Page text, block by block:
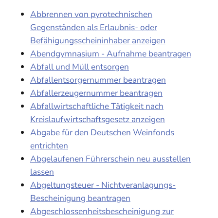
Abbrennen von pyrotechnischen
Gegenständen als Erlaubnis- oder
Befähigungsscheininhaber anzeigen
Abendgymnasium - Aufnahme beantragen
Abfall und Müll entsorgen
Abfallentsorgernummer beantragen
Abfallerzeugernummer beantragen
Abfallwirtschaftliche Tätigkeit nach
Kreislaufwirtschaftsgesetz anzeigen
Abgabe für den Deutschen Weinfonds
entrichten
Abgelaufenen Führerschein neu ausstellen
lassen
Abgeltungsteuer - Nichtveranlagungs-
Bescheinigung beantragen
Abgeschlossenheitsbescheinigung zur